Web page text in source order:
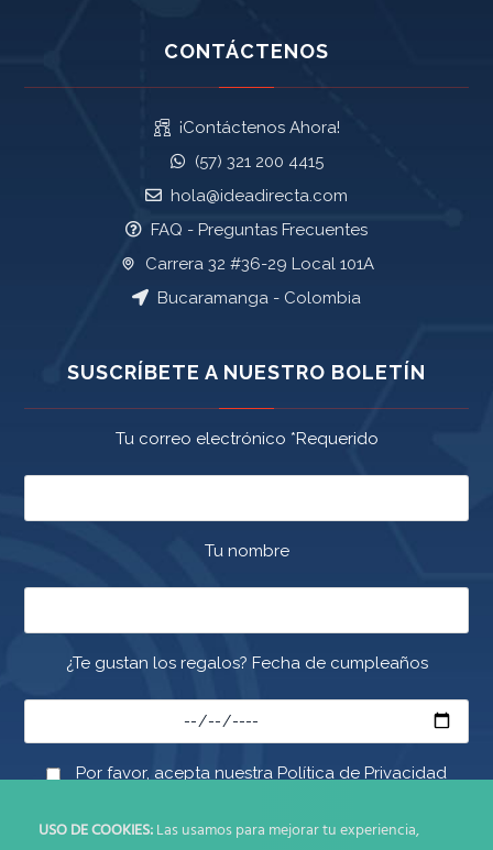
CONTÁCTENOS
¡Contáctenos Ahora!
(57) 321 200 4415
hola@ideadirecta.com
FAQ - Preguntas Frecuentes
Carrera 32 #36-29 Local 101A
Bucaramanga - Colombia
SUSCRÍBETE A NUESTRO BOLETÍN
Tu correo electrónico *Requerido
Tu nombre
¿Te gustan los regalos? Fecha de cumpleaños
Por favor, acepta nuestra Política de Privacidad
USO DE COOKIES:Las usamos para mejorar tu experiencia,